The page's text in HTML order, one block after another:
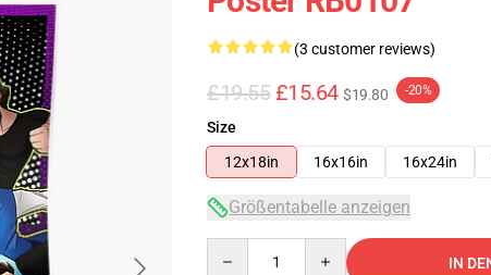
(3 customer reviews)
£19.55 £15.64 $19.80 -20%
Size
12x18in
16x16in 16x24in
Größentabelle anzeigen
IN